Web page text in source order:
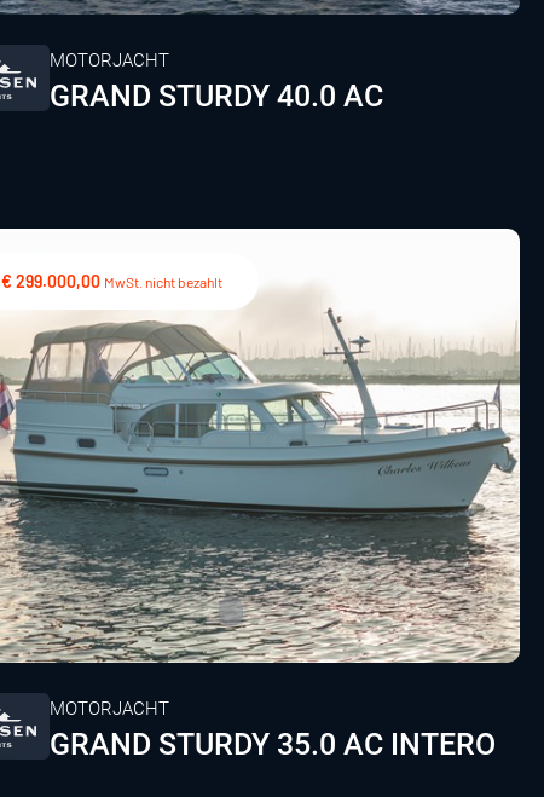
MOTORJACHT
GRAND STURDY 40.0 AC
€ 299.000,00 MwSt. nicht bezahlt
MOTORJACHT
GRAND STURDY 35.0 AC INTERO